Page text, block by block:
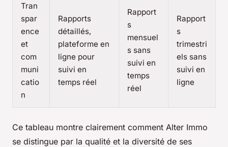
Tran
spar
ence
et
com
muni
catio
n
Rapports
détaillés,
plateforme en
ligne pour
suivi en
temps réel
Rapport
s
mensuel
s sans
suivi en
temps
réel
Rapport
s
trimestri
els sans
suivi en
ligne
Ce tableau montre clairement comment Alter Immo
se distingue par la qualité et la diversité de ses